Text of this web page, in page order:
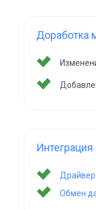
Доработка
Драйвер
Обмен